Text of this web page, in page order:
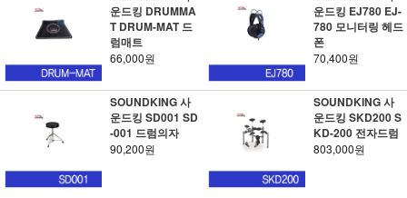
운드킹 DRUMMA
T DRUM-MAT 드
럼매트
66,000원
운드킹 EJ780 EJ-
780 모니터링 헤드
폰
70,400원
SOUNDKING 사
운드킹 SD001 SD
-001 드럼의자
90,200원
SOUNDKING 사
운드킹 SKD200 S
KD-200 전자드럼
803,000원